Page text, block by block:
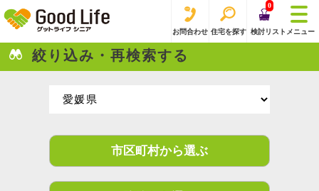
お問合わせ 住宅を探す
0
検討リスト メニュー
絞り込み・再検索する
市区町村から選ぶ